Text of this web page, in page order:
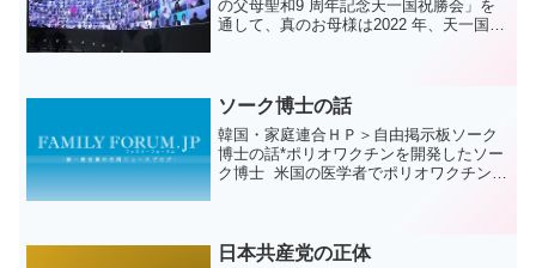
の父母聖和9 周年記念天一国祝勝会」を
通して、真のお母様は2022 年、天一国10
おっし...
ソーク博士の話
韓国・家庭連合ＨＰ＞自由掲示板ソーク
博士の話*ポリオワクチンを開発したソー
ク博士 米国の医学者でポリオワクチンを
研究を...
日本共産党の正体